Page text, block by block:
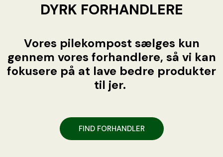
DYRK FORHANDLERE
Vores pilekompost sælges kun
gennem vores forhandlere, så vi kan
fokusere på at lave bedre produkter
til jer.
FIND FORHANDLER